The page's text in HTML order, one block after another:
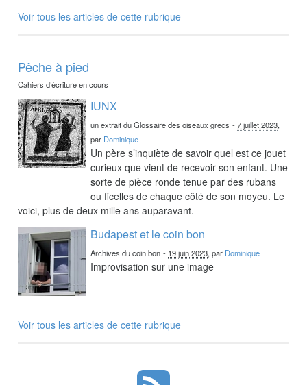
Voir tous les articles de cette rubrique
Pêche à pied
Cahiers d’écriture en cours
IUNX
un extrait du Glossaire des oiseaux grecs -7 juillet 2023,
par Dominique
Un père s’inquiète de savoir quel est ce jouet
curieux que vient de recevoir son enfant. Une
sorte de pièce ronde tenue par des rubans
ou ficelles de chaque côté de son moyeu. Le
voici, plus de deux mille ans auparavant.
Budapest et le coin bon
Archives du coin bon - 19 juin 2023, par Dominique
Improvisation sur une image
Voir tous les articles de cette rubrique